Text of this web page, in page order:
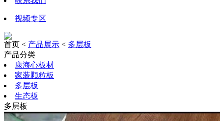
视频专区
首页 < 产品展示 < 多层板
产品分类
康海心板材
家装颗粒板
多层板
生态板
多层板